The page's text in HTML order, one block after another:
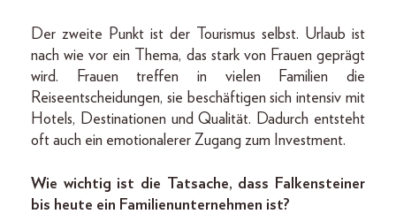
Der zweite Punkt ist der Tourismus selbst. Urlaub ist
nach wie vor ein Thema, das stark von Frauen geprägt
wird. Frauen treffen in vielen Familien die
Reiseentscheidungen, sie beschäftigen sich intensiv mit
Hotels, Destinationen und Qualität. Dadurch entsteht
oft auch ein emotionalerer Zugang zum Investment.
Wie wichtig ist die Tatsache, dass Falkensteiner
bis heute ein Familienunternehmen ist?